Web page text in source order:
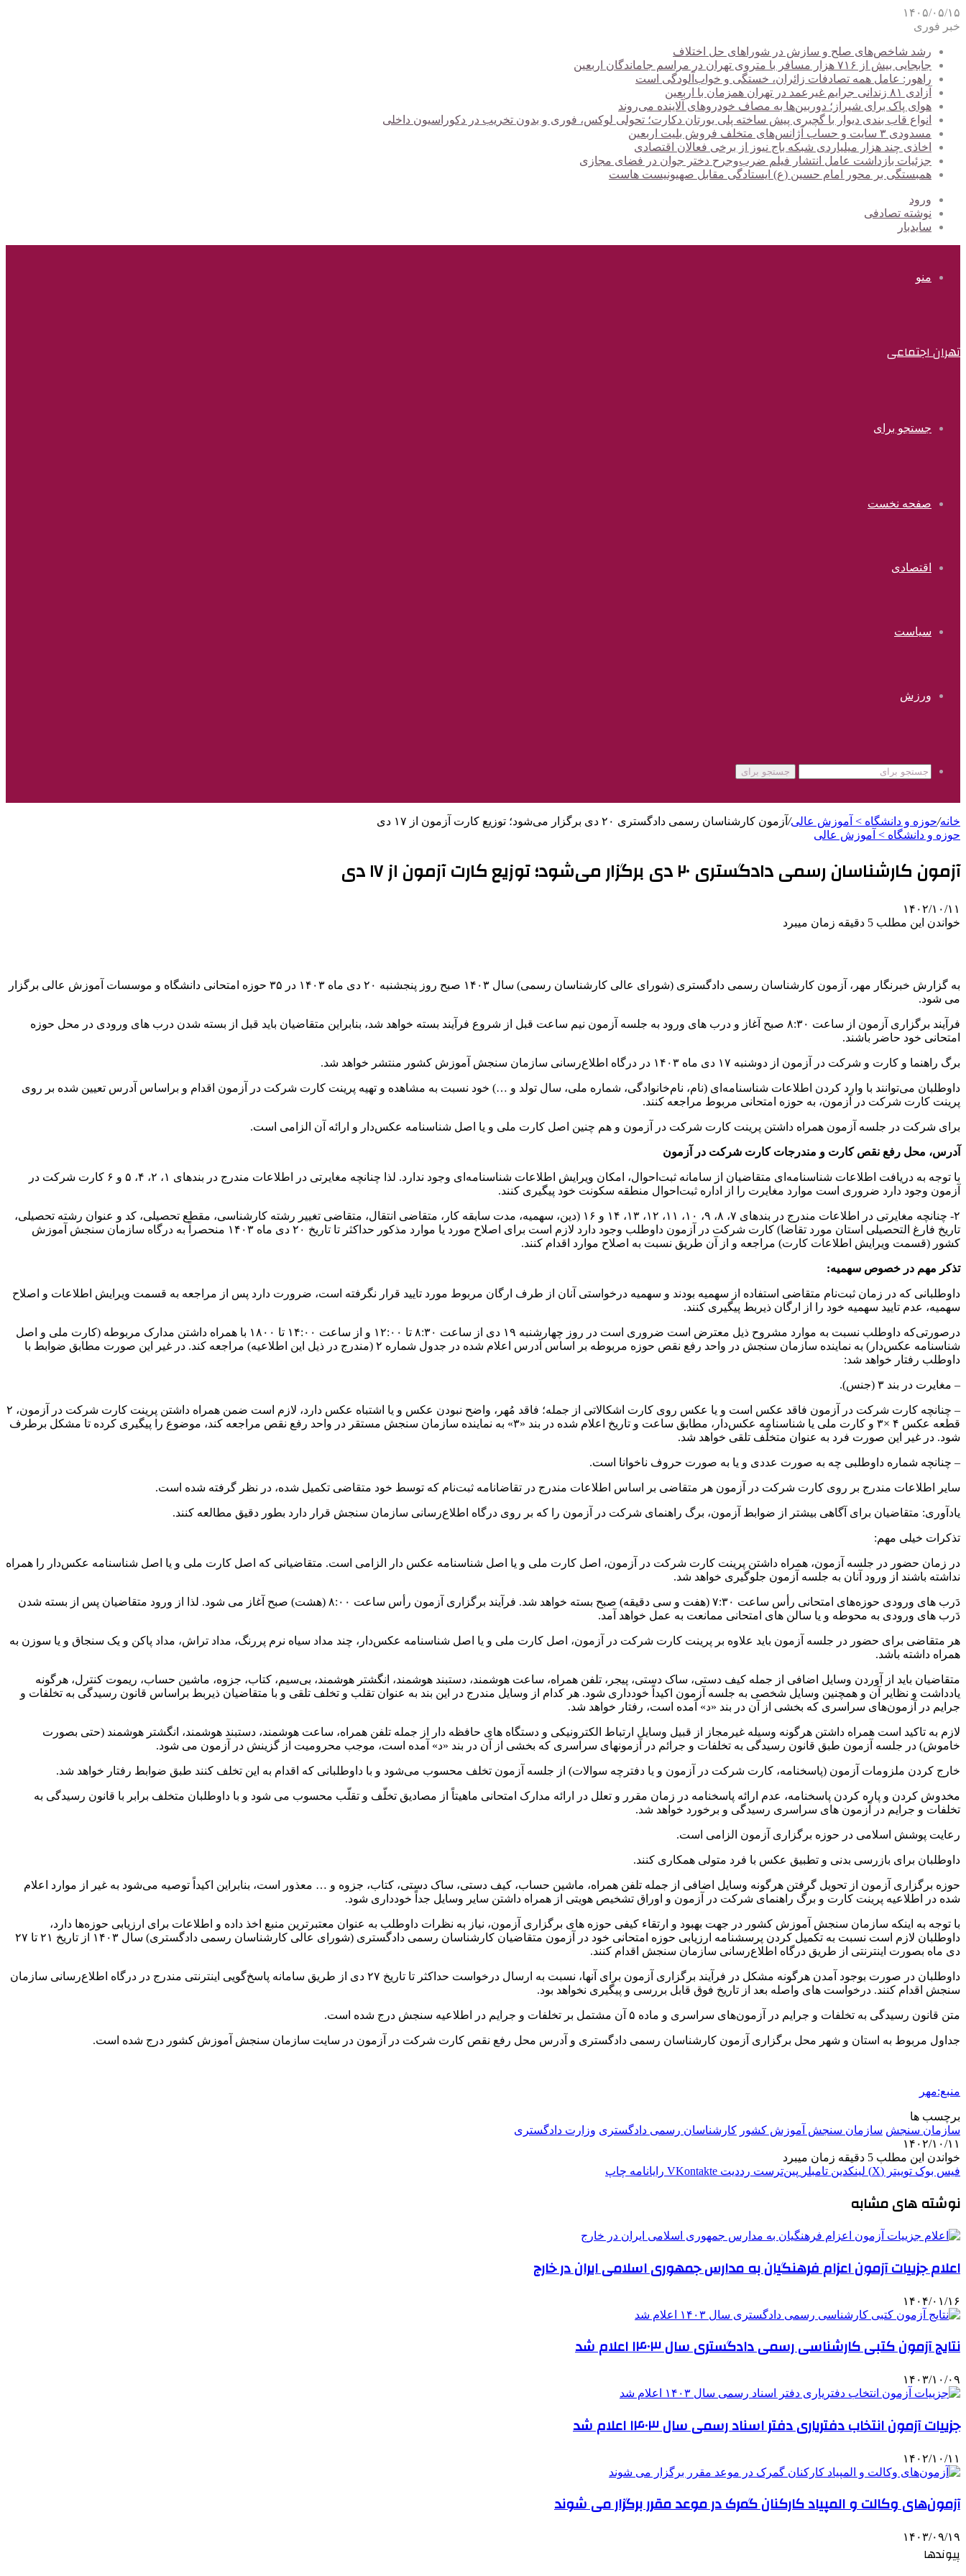
۱۴۰۵/۰۵/۱۵
خبر فوری
رشد شاخص‌های صلح و سازش در شوراهای حل اختلاف
جابجایی بیش از ۷۱۶ هزار مسافر با متروی تهران در مراسم جاماندگان اربعین
راهور: عامل همه تصادفات زائران، خستگی و خواب‌آلودگی است
آزادی ۸۱ زندانی جرایم غیرعمد در تهران همزمان با اربعین
هوای پاک برای شیراز؛ دوربین‌ها به مصاف خودروهای آلاینده می‌روند
انواع قاب بندی دیوار با گچبری پیش ساخته پلی یورتان دکارت؛ تحولی لوکس، فوری و بدون تخریب در دکوراسیون داخلی
مسدودی ۳ سایت و حساب آژانس‌های متخلف فروش بلیت اربعین
اخاذی چند هزار میلیاردی شبکه باج نیوز از برخی فعالان اقتصادی
جزئیات بازداشت عامل انتشار فیلم ضرب‌وجرح دختر جوان در فضای مجازی
همبستگی بر محور امام حسین (ع) ایستادگی مقابل صهیونیست هاست
ورود
نوشته تصادفی
سایدبار
منو
تهران اجتماعی
جستجو برای
صفحه نخست
اقتصادی
سیاست
ورزش
جستجو برای
خانه/حوزه و دانشگاه > آموزش عالی/ آزمون کارشناسان رسمی دادگستری ۲۰ دی برگزار می‌شود؛ توزیع کارت آزمون از ۱۷ دی
حوزه و دانشگاه > آموزش عالی
آزمون کارشناسان رسمی دادگستری ۲۰ دی برگزار می‌شود؛ توزیع کارت آزمون از ۱۷ دی
۱۴۰۲/۱۰/۱۱
خواندن این مطلب 5 دقیقه زمان میبرد
به گزارش خبرنگار مهر، آزمون کارشناسان رسمی دادگستری (شورای ‌عالی کارشناسان رسمی) سال ۱۴۰۳ صبح روز پنجشنبه ۲۰ دی ماه ۱۴۰۳ در ۳۵ حوزه امتحانی دانشگاه و موسسات آموزش عالی برگزار
می شود.
فرآیند برگزاری آزمون از ساعت ۸:۳۰ صبح آغاز و درب های ورود به جلسه آزمون نیم ساعت قبل از شروع فرآیند بسته خواهد شد، بنابراین متقاضیان باید قبل از بسته شدن درب های ورودی در محل حوزه
امتحانی خود حاضر باشند.
برگ راهنما و کارت و شرکت در آزمون از دوشنبه ۱۷ دی ماه ۱۴۰۳ در درگاه اطلاع‌رسانی سازمان سنجش آموزش کشور منتشر خواهد شد.
داوطلبان می‌توانند با وارد کردن اطلاعات شناسنامه‌ای (نام، نام‌خانوادگی، شماره ملی، سال تولد و …) خود نسبت به مشاهده و تهیه پرینت کارت شرکت در آزمون اقدام و براساس آدرس تعیین شده بر روی
پرینت کارت شرکت در آزمون، به حوزه امتحانی مربوط مراجعه کنند.
برای شرکت در جلسه آزمون همراه داشتن پرینت کارت شرکت در آزمون و هم چنین اصل کارت ملی و یا اصل شناسنامه عکس‌دار و ارائه آن الزامی است.
آدرس، محل‌ رفع نقص کارت و مندرجات کارت شرکت در آزمون
با توجه به دریافت اطلاعات شناسنامه‌ای متقاضیان از سامانه ثبت‌احوال، امکان ویرایش اطلاعات شناسنامه‌ای وجود ندارد. لذا چنانچه مغایرتی در اطلاعات مندرج در بندهای ۱، ۲، ۴، ۵ و ۶ کارت شرکت در
آزمون وجود دارد ضروری است موارد مغایرت را از اداره ثبت‌احوال منطقه سکونت خود پیگیری کنند.
۲- چنانچه مغایرتی در اطلاعات مندرج در بندهای ۷، ۸، ۹، ۱۰، ۱۱، ۱۲، ۱۳، ۱۴ و ۱۶ (دین، سهمیه، مدت سابقه کار، متقاضی انتقال، متقاضی تغییر رشته کارشناسی، مقطع تحصیلی، کد و عنوان رشته تحصیلی،
تاریخ فارغ التحصیلی استان مورد تقاضا) کارت شرکت در آزمون داوطلب وجود دارد لازم است برای اصلاح مورد یا موارد مذکور حداکثر تا تاریخ ۲۰ دی ماه ۱۴۰۳ منحصراً به درگاه سازمان سنجش آموزش
کشور (قسمت ویرایش اطلاعات کارت) مراجعه و از آن طریق نسبت به اصلاح موارد اقدام کنند.
تذکر مهم در خصوص سهمیه:
داوطلبانی که در زمان ثبت‌نام متقاضی استفاده از سهمیه بودند و سهمیه درخواستی آنان از طرف ارگان مربوط مورد تایید قرار نگرفته است، ضرورت دارد پس از مراجعه به قسمت ویرایش اطلاعات و اصلاح
سهمیه، عدم تایید سهمیه خود را از ارگان ذیربط پیگیری کنند.
درصورتی‌که داوطلب نسبت به موارد مشروح ذیل معترض است ضروری است در روز چهارشنبه ۱۹ دی از ساعت ۸:۳۰ تا ۱۲:۰۰ و از ساعت ۱۴:۰۰ تا ۱۸۰۰ با همراه داشتن مدارک مربوطه (کارت ملی و اصل
شناسنامه عکس‌دار) به نماینده سازمان سنجش در واحد رفع نقص حوزه مربوطه بر اساس آدرس اعلام شده در جدول شماره ۲ (مندرج در ذیل این اطلاعیه) مراجعه کند. در غیر این صورت مطابق ضوابط با
داوطلب رفتار خواهد شد:
– مغایرت در بند ۳ (جنس).
– چنانچه کارت شرکت در آزمون فاقد عکس است و یا عکس روی کارت اشکالاتی از جمله؛ فاقد مُهر، واضح نبودن عکس و یا اشتباه عکس دارد، لازم است ضمن همراه داشتن پرینت کارت شرکت در آزمون، ۲
قطعه عکس ۴ ×۳ و کارت ملی یا شناسنامه عکس‌دار، مطابق ساعت و تاریخ اعلام شده در بند «۳» به نماینده سازمان سنجش مستقر در واحد رفع نقص مراجعه کند، موضوع را پیگیری کرده تا مشکل برطرف
شود. در غیر این صورت فرد به عنوان متخلّف تلقی خواهد شد.
– چنانچه شماره داوطلبی چه به صورت عددی و یا به صورت حروف ناخوانا است.
سایر اطلاعات مندرج بر روی کارت شرکت در آزمون هر متقاضی بر اساس اطلاعات مندرج در تقاضانامه ثبت‌نام که توسط خود متقاضی تکمیل شده، در نظر گرفته شده است.
یادآوری: متقاضیان برای آگاهی بیشتر از ضوابط آزمون، برگ راهنمای شرکت در آزمون را که بر روی درگاه اطلاع‌رسانی سازمان سنجش قرار دارد بطور دقیق مطالعه کنند.
تذکرات خیلی مهم:
در زمان حضور در جلسه آزمون، همراه داشتن پرینت کارت شرکت در آزمون‌، اصل کارت ملی و یا اصل شناسنامه عکس دار الزامی است. متقاضیانی که اصل کارت ملی و یا اصل شناسنامه عکس‌دار را همراه
نداشته باشند از ورود آنان به جلسه آزمون جلوگیری خواهد شد.
دَرب های ورودی حوزه‌های امتحانی رأس ساعت ۷:۳۰ (هفت و سی دقیقه) صبح بسته خواهد شد. فرآیند برگزاری آزمون رأس ساعت ۸:۰۰ (هشت) صبح آغاز می شود. لذا از ورود متقاضیان پس از بسته شدن
دَرب های ورودی به محوطه و یا سالن های امتحانی ممانعت به عمل خواهد آمد.
هر متقاضی برای حضور در جلسه آزمون باید علاوه بر پرینت کارت شرکت در آزمون، اصل کارت ملی و یا اصل شناسنامه عکس‌دار، چند مداد سیاه نرم پررنگ، مداد تراش، مداد پاکن و یک سنجاق و یا سوزن به
همراه داشته باشد.
متقاضیان باید از آوردن وسایل اضافی از جمله کیف دستی، ساک دستی، پیجر، تلفن همراه، ساعت هوشمند، دستبند هوشمند، انگشتر هوشمند، بی‌سیم، کتاب، جزوه، ماشین ‌حساب، ریموت کنترل، هرگونه
یادداشت و نظایر آن و همچنین وسایل شخصی به جلسه آزمون اکیداً خودداری شود. هر کدام از وسایل مندرج در این بند به عنوان تقلب و تخلف تلقی و با متقاضیان ذیربط براساس قانون رسیدگی به تخلفات و
جرایم در آزمون‌های سراسری که بخشی از آن در بند «د‍‌‍» آمده است، رفتار خواهد شد.
لازم به تاکید است همراه داشتن هرگونه وسیله غیرمجاز از قبیل وسایل ارتباط الکترونیکی و دستگاه های حافظه دار از جمله تلفن همراه، ساعت هوشمند، دستبند هوشمند، انگشتر هوشمند (حتی بصورت
خاموش) در جلسه آزمون طبق قانون رسیدگی به تخلفات و جرائم در آزمونهای سراسری که بخشی از آن در بند «د» آمده است، موجب محرومیت از گزینش در آزمون می شود.
خارج کردن ملزومات آزمون (پاسخنامه، کارت شرکت در آزمون و یا دفترچه سوالات) از جلسه آزمون تخلف محسوب می‌شود و با داوطلبانی که اقدام به این تخلف کنند طبق ضوابط رفتار خواهد شد.
مخدوش کردن و پاره کردن پاسخنامه، عدم ارائه پاسخنامه در زمان مقرر و تعلل در ارائه مدارک امتحانی ماهیتاً از مصادیق تخلّف و تقلّب محسوب می شود و با داوطلبان متخلف برابر با قانون رسیدگی به
تخلفات و جرایم در آزمون های سراسری رسیدگی و برخورد خواهد شد.
رعایت پوشش اسلامی در حوزه برگزاری آزمون الزامی است.
داوطلبان برای بازرسی بدنی و تطبیق عکس با فرد متولی همکاری کنند.
حوزه برگزاری آزمون از تحویل گرفتن هرگونه وسایل اضافی از جمله تلفن همراه، ماشین حساب، کیف دستی، ساک دستی، کتاب، جزوه و … معذور است، بنابراین اکیداً توصیه می‌شود به غیر از موارد اعلام
شده در اطلاعیه پرینت کارت و برگ راهنمای شرکت در آزمون و اوراق تشخیص هویتی از همراه داشتن سایر وسایل جداً خودداری شود.
با توجه به اینکه سازمان سنجش آموزش کشور در جهت بهبود و ارتقاء کیفی حوزه های برگزاری آزمون، نیاز به نظرات داوطلب به عنوان معتبرترین منبع اخذ داده و اطلاعات برای ارزیابی حوزه‌ها دارد،
داوطلبان لازم است نسبت به تکمیل کردن پرسشنامه ارزیابی حوزه امتحانی خود در آزمون متقاضیان کارشناسان رسمی دادگستری (شورای ‌عالی کارشناسان رسمی دادگستری) سال ۱۴۰۳ از تاریخ ۲۱ تا ۲۷
دی ماه بصورت اینترنتی از طریق درگاه اطلاع‌رسانی سازمان سنجش اقدام کنند.
داوطلبان در صورت بوجود آمدن هرگونه مشکل در فرآیند برگزاری آزمون برای آنها، نسبت به ارسال درخواست حداکثر تا تاریخ ۲۷ دی از طریق سامانه پاسخ‌گویی اینترنتی مندرج در درگاه اطلاع‌رسانی سازمان
سنجش اقدام کنند. درخواست های واصله بعد از تاریخ فوق قابل بررسی و پیگیری نخواهد بود.
متن قانون رسیدگی به تخلفات و جرایم در آزمون‌های سراسری و ماده ۵ آن مشتمل بر تخلفات و جرایم در اطلاعیه سنجش درج شده است.
جداول مربوط به استان و شهر محل برگزاری آزمون کارشناسان رسمی دادگستری و آدرس محل رفع نقص کارت شرکت در آزمون در سایت سازمان سنجش آموزش کشور درج شده است.
منبع:مهر
برچسب ها
سازمان سنجش سازمان سنجش آموزش کشور کارشناسان رسمی دادگستری وزارت دادگستری
۱۴۰۲/۱۰/۱۱
خواندن این مطلب 5 دقیقه زمان میبرد
فیس بوک توییتر (X) لینکدین ‫تامبلر ‫پین‌ترست ‫رددیت ‫VKontakte رایانامه چاپ
نوشته های مشابه
اعلام جزییات آزمون اعزام فرهنگیان به مدارس جمهوری اسلامی ایران در خارج
۱۴۰۴/۰۱/۱۶
نتایج آزمون کتبی کارشناسی رسمی دادگستری سال ۱۴۰۳ اعلام شد
۱۴۰۳/۱۰/۰۹
جزییات آزمون انتخاب دفتریاری دفتر اسناد رسمی سال ۱۴۰۳ اعلام شد
۱۴۰۲/۱۰/۱۱
آزمون‌های وکالت و المپیاد کارکنان گمرک در موعد مقرر برگزار می شوند
۱۴۰۳/۰۹/۱۹
پیوندها